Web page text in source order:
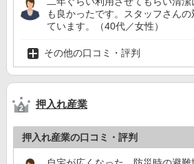
も良かったです。スタッフさん
ています。（40代／女性）
その他の口コミ・評判
押入れ産業
押入れ産業の口コミ・評判